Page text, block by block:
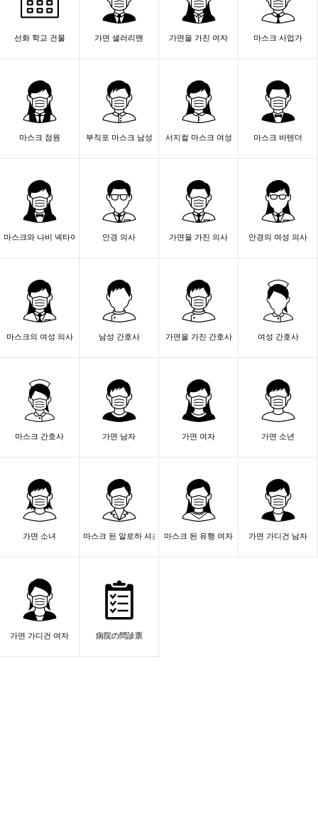
선화 학교 건물 가면 샐러리맨 가면을 가진 여자 마스크 사업가
마스크 점원 부직포 마스크 남성 서지컬 마스크 여성 마스크 바텐더
마스크와 나비 넥타이 여자 안경 의사 가면을 가진 의사 안경의 여성 의사
마스크의 여성 의사 남성 간호사 가면을 가진 간호사 여성 간호사
마스크 간호사 가면 남자 가면 여자 가면 소년
가면 소녀 마스크 된 알로하 셔츠 남자마스크 된 유행 여자 가면 가디건 남자
가면 가디건 여자 病院の問診票